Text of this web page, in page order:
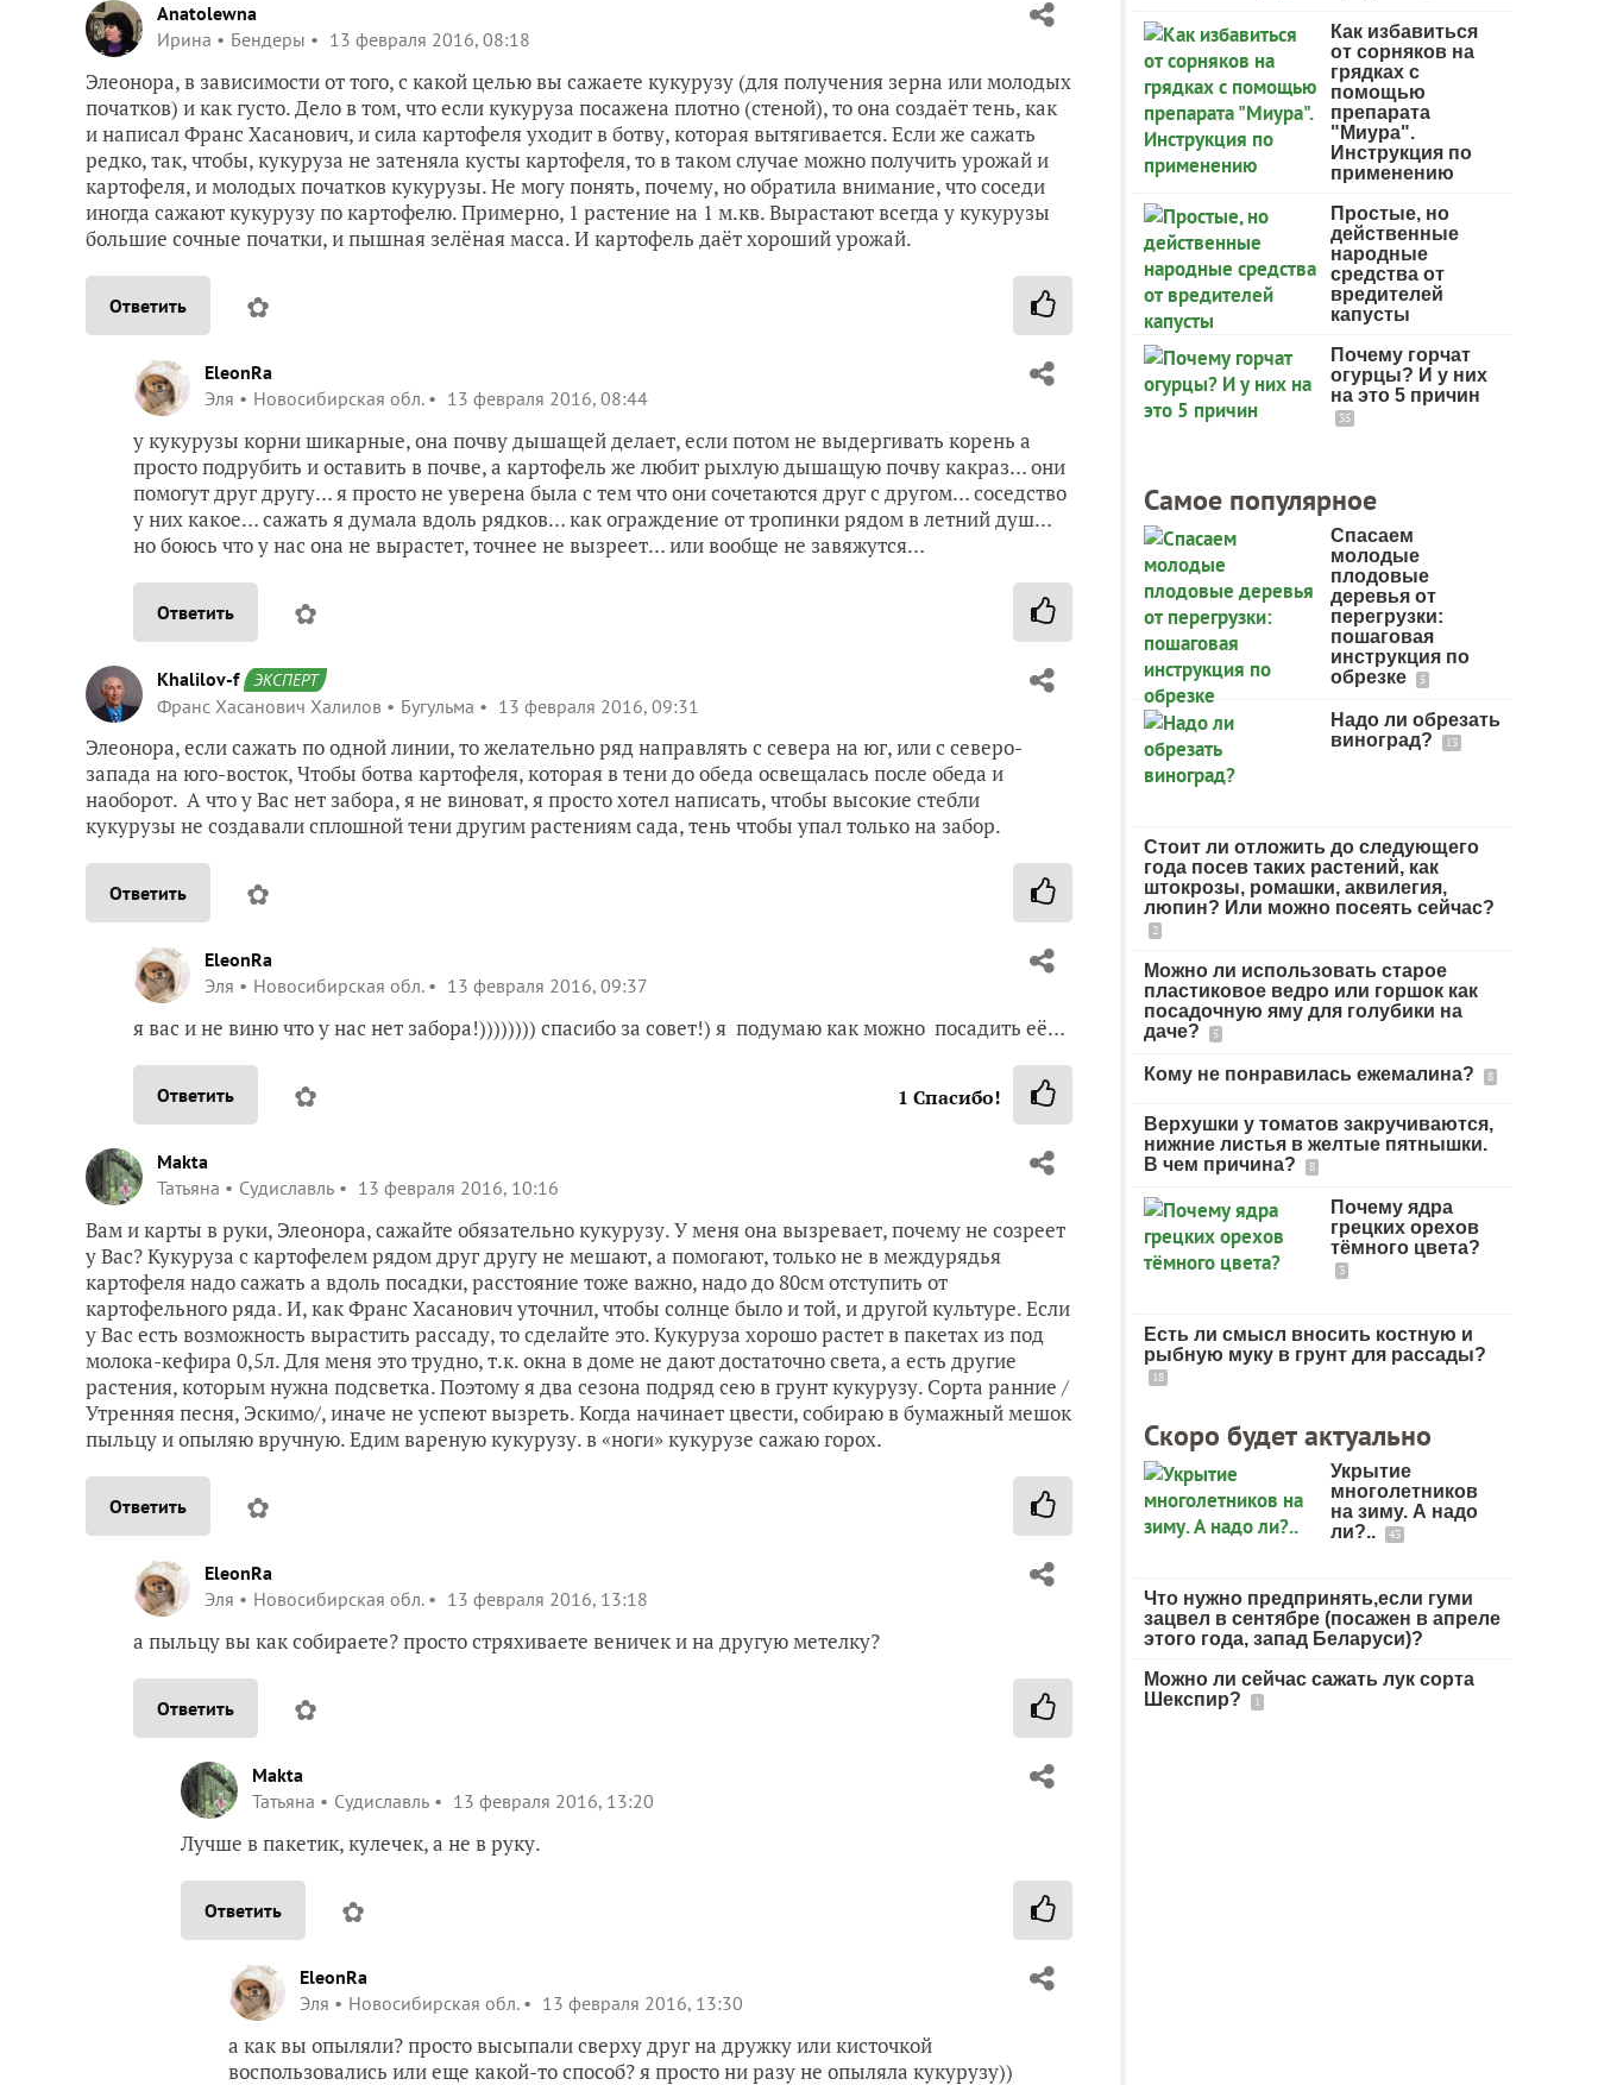
Anatolewna
Ирина
Бендеры 13 февраля 2016, 08:18
Элеонора, в зависимости от того, с какой целью вы сажаете кукурузу (для получения зерна или молодых
початков) и как густо. Дело в том, что если кукуруза посажена плотно (стеной), то она создаёт тень, как
и написал Франс Хасанович, и сила картофеля уходит в ботву, которая вытягивается. Если же сажать
редко, так, чтобы, кукуруза не затеняла кусты картофеля, то в таком случае можно получить урожай и
картофеля, и молодых початков кукурузы. Не могу понять, почему, но обратила внимание, что соседи
иногда сажают кукурузу по картофелю. Примерно, 1 растение на 1 м.кв. Вырастают всегда у кукурузы
большие сочные початки, и пышная зелёная масса. И картофель даёт хороший урожай.
Ответить ✿
EleonRa
Эля
Новосибирская обл. 13 февраля 2016, 08:44
у кукурузы корни шикарные, она почву дышащей делает, если потом не выдергивать корень а
просто подрубить и оставить в почве, а картофель же любит рыхлую дышащую почву какраз… они
помогут друг другу… я просто не уверена была с тем что они сочетаются друг с другом… соседство
у них какое… сажать я думала вдоль рядков… как ограждение от тропинки рядом в летний душ…
но боюсь что у нас она не вырастет, точнее не вызреет… или вообще не завяжутся…
Ответить ✿
Khalilov-f ЭКСПЕРТ
Франс Хасанович Халилов Бугульма 13 февраля 2016, 09:31
Элеонора, если сажать по одной линии, то желательно ряд направлять с севера на юг, или с северо-
запада на юго-восток, Чтобы ботва картофеля, которая в тени до обеда освещалась после обеда и
наоборот. А что у Вас нет забора, я не виноват, я просто хотел написать, чтобы высокие стебли
кукурузы не создавали сплошной тени другим растениям сада, тень чтобы упал только на забор.
Ответить ✿
EleonRa
Эля
Новосибирская обл. 13 февраля 2016, 09:37
я вас и не виню что у нас нет забора!)))))))) спасибо за совет!) я подумаю как можно посадить её…
Ответить ✿ 1 Спасибо!
Makta
Татьяна
Судиславль 13 февраля 2016, 10:16
Вам и карты в руки, Элеонора, сажайте обязательно кукурузу. У меня она вызревает, почему не созреет
у Вас? Кукуруза с картофелем рядом друг другу не мешают, а помогают, только не в междурядья
картофеля надо сажать а вдоль посадки, расстояние тоже важно, надо до 80см отступить от
картофельного ряда. И, как Франс Хасанович уточнил, чтобы солнце было и той, и другой культуре. Если
у Вас есть возможность вырастить рассаду, то сделайте это. Кукуруза хорошо растет в пакетах из под
молока-кефира 0,5л. Для меня это трудно, т.к. окна в доме не дают достаточно света, а есть другие
растения, которым нужна подсветка. Поэтому я два сезона подряд сею в грунт кукурузу. Сорта ранние /
Утренняя песня, Эскимо/, иначе не успеют вызреть. Когда начинает цвести, собираю в бумажный мешок
пыльцу и опыляю вручную. Едим вареную кукурузу. в «ноги» кукурузе сажаю горох.
Ответить ✿
EleonRa
Эля
Новосибирская обл. 13 февраля 2016, 13:18
а пыльцу вы как собираете? просто стряхиваете веничек и на другую метелку?
Ответить ✿
Makta
Татьяна
Судиславль 13 февраля 2016, 13:20
Лучше в пакетик, кулечек, а не в руку.
Ответить ✿
EleonRa
Эля
Новосибирская обл. 13 февраля 2016, 13:30
а как вы опыляли? просто высыпали сверху друг на дружку или кисточкой
воспользовались или еще какой-то способ? я просто ни разу не опыляла кукурузу))
Как избавиться
от сорняков на
грядках с
помощью
препарата
"Миура".
Инструкция по
применению
Простые, но
действенные
народные
средства от
вредителей
капусты
Почему горчат
огурцы? И у них
на это 5 причин
35
Самое популярное
Спасаем
молодые
плодовые
деревья от
перегрузки:
пошаговая
инструкция по
обрезке
5
Надо ли обрезать
виноград?
13
Стоит ли отложить до следующего
года посев таких растений, как
штокрозы, ромашки, аквилегия,
люпин? Или можно посеять сейчас?
2
Можно ли использовать старое
пластиковое ведро или горшок как
посадочную яму для голубики на
даче?
5
Кому не понравилась ежемалина? 8
Верхушки у томатов закручиваются,
нижние листья в желтые пятнышки.
В чем причина?
8
Почему ядра
грецких орехов
тёмного цвета?
3
Есть ли смысл вносить костную и
рыбную муку в грунт для рассады?
18
Скоро будет актуально
Укрытие
многолетников
на зиму. А надо
ли?..
43
Что нужно предпринять,если гуми
зацвел в сентябре (посажен в апреле
этого года, запад Беларуси)?
Можно ли сейчас сажать лук сорта
Шекспир?
1